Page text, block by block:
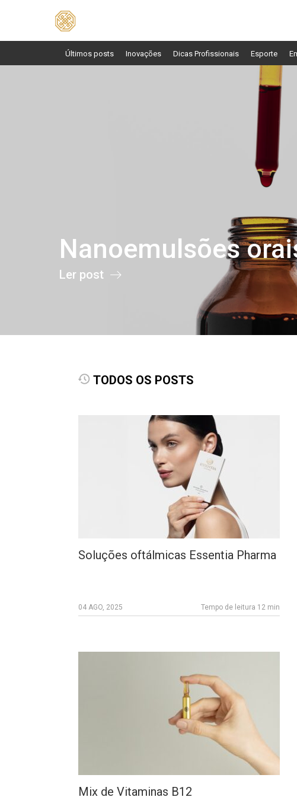
Últimos posts Inovações Dicas Profissionais Esporte
Nanoemulsões
Ler post
TODOS OS POSTS
Soluções oftálmicas Essentia Pharma
04 AGO, 2025 Tempo de leitura 12 min
Mix de Vitaminas B12